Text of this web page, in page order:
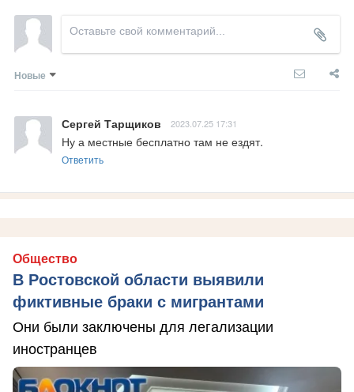
Новые
Сергей Тарщиков 2023.07.25 17:31
Ну а местные бесплатно там не ездят.
Ответить
Общество
В Ростовской области выявили
фиктивные браки с мигрантами
Они были заключены для легализации
иностранцев